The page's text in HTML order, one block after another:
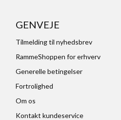
GENVEJE
Tilmelding til nyhedsbrev
RammeShoppen for erhverv
Generelle betingelser
Fortrolighed
Om os
Kontakt kundeservice